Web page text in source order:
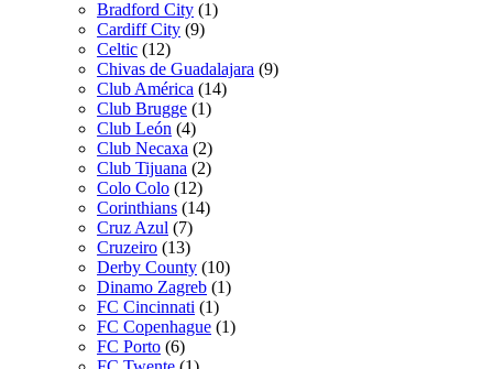
Bradford City (1)
Cardiff City (9)
Celtic (12)
Chivas de Guadalajara (9)
Club América (14)
Club Brugge (1)
Club León (4)
Club Necaxa (2)
Club Tijuana (2)
Colo Colo (12)
Corinthians (14)
Cruz Azul (7)
Cruzeiro (13)
Derby County (10)
Dinamo Zagreb (1)
FC Cincinnati (1)
FC Copenhague (1)
FC Porto (6)